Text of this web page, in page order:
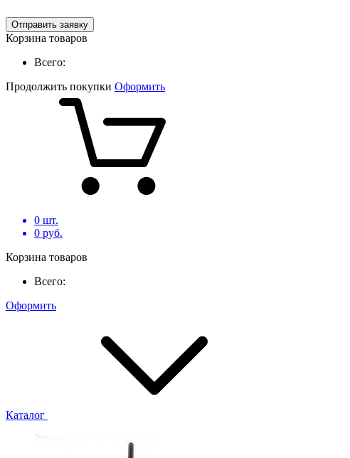
Отправить заявку
Корзина товаров
Всего:
Продолжить покупки Оформить
0 шт.
0 руб.
Корзина товаров
Всего:
Оформить
Каталог